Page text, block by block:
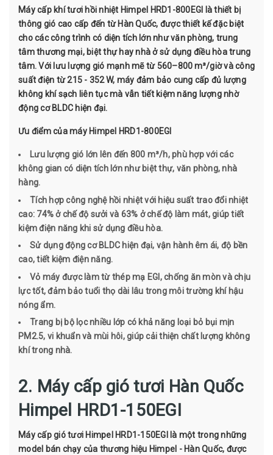
Máy cấp khí tươi hồi nhiệt Himpel HRD1-800EGI là thiết bị
thông gió cao cấp đến từ Hàn Quốc, được thiết kế đặc biệt
cho các công trình có diện tích lớn như văn phòng, trung
tâm thương mại, biệt thự hay nhà ở sử dụng điều hòa trung
tâm. Với lưu lượng gió mạnh mẽ từ 560–800 m³/giờ và công
suất điện từ 215 - 352 W, máy đảm bảo cung cấp đủ lượng
không khí sạch liên tục mà vẫn tiết kiệm năng lượng nhờ
động cơ BLDC hiện đại.
Ưu điểm của máy Himpel HRD1-800EGI
Lưu lượng gió lớn lên đến 800 m³/h, phù hợp với các
không gian có diện tích lớn như biệt thự, văn phòng, nhà
hàng.
Tích hợp công nghệ hồi nhiệt với hiệu suất trao đổi nhiệt
cao: 74% ở chế độ sưởi và 63% ở chế độ làm mát, giúp tiết
kiệm điện năng khi sử dụng điều hòa.
Sử dụng động cơ BLDC hiện đại, vận hành êm ái, độ bền
cao, tiết kiệm điện năng.
Vỏ máy được làm từ thép mạ EGI, chống ăn mòn và chịu
lực tốt, đảm bảo tuổi thọ dài lâu trong môi trường khí hậu
nóng ẩm.
Trang bị bộ lọc nhiều lớp có khả năng loại bỏ bụi mịn
PM2.5, vi khuẩn và mùi hôi, giúp cải thiện chất lượng không
khí trong nhà.
2. Máy cấp gió tươi Hàn Quốc
Himpel HRD1-150EGI
Máy cấp gió tươi Himpel HRD1-150EGI là một trong những
model bán chạy của thương hiệu Himpel - Hàn Quốc, được